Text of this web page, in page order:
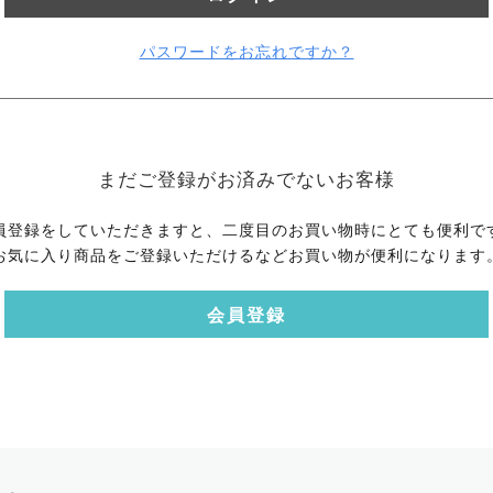
パスワードをお忘れですか？
まだご登録がお済みでないお客様
登録をしていただきますと、二度目のお買い物時にとても便利で
気に入り商品をご登録いただけるなどお買い物が便利になります
会員登録